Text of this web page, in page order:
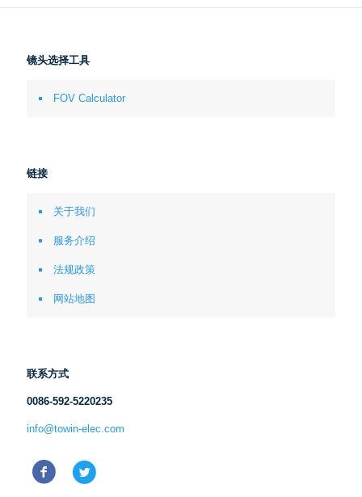
镜头选择工具
FOV Calculator
链接
关于我们
服务介绍
法规政策
网站地图
联系方式
0086-592-5220235
info@towin-elec.com